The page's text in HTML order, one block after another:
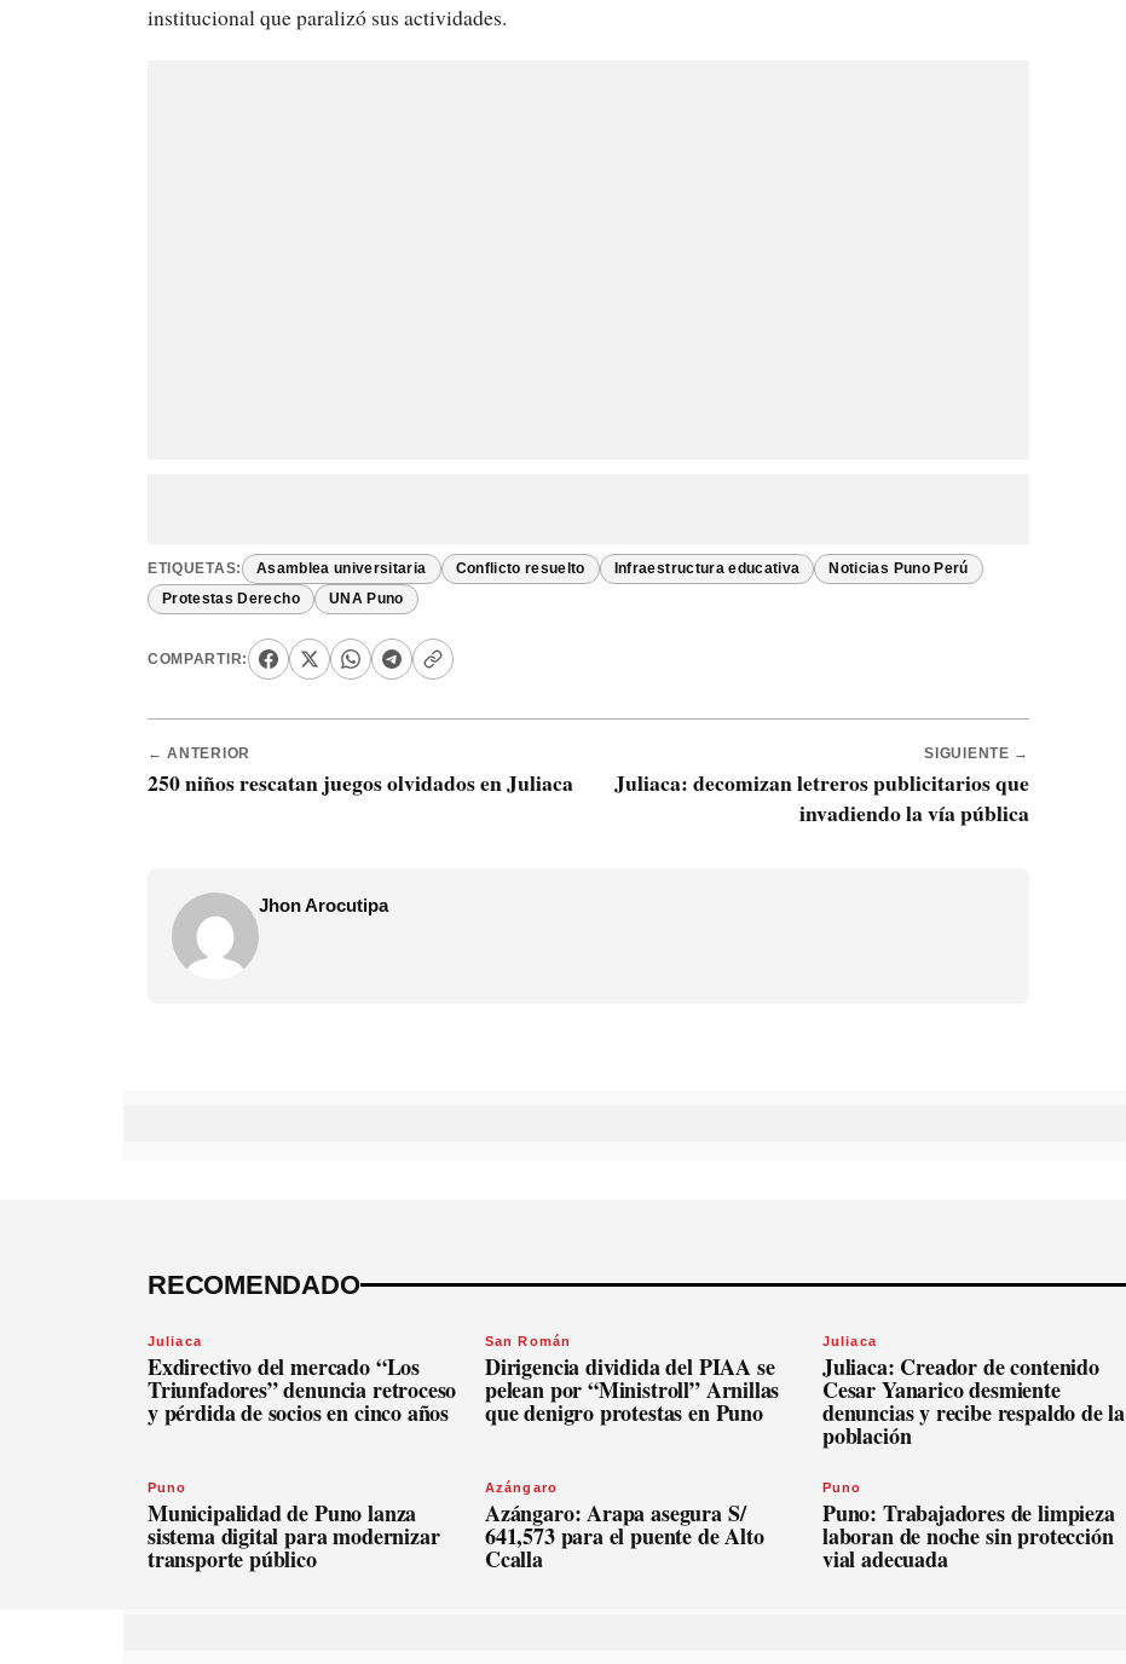
institucional que paralizó sus actividades.
ETIQUETAS: Asamblea universitaria Conflicto resuelto Infraestructura educativa Noticias Puno Perú
Protestas Derecho UNA Puno
COMPARTIR:
← ANTERIOR
250 niños rescatan juegos olvidados en Juliaca
SIGUIENTE →
Juliaca: decomizan letreros publicitarios que
invadiendo la vía pública
Jhon Arocutipa
RECOMENDADO
Juliaca
Exdirectivo del mercado “Los
Triunfadores” denuncia retroceso
y pérdida de socios en cinco años
San Román
Dirigencia dividida del PIAA se
pelean por “Ministroll” Arnillas
que denigro protestas en Puno
Juliaca
Juliaca: Creador de contenido
Cesar Yanarico desmiente
denuncias y recibe respaldo de la
población
Puno
Municipalidad de Puno lanza
sistema digital para modernizar
transporte público
Azángaro
Azángaro: Arapa asegura S/
641,573 para el puente de Alto
Ccalla
Puno
Puno: Trabajadores de limpieza
laboran de noche sin protección
vial adecuada